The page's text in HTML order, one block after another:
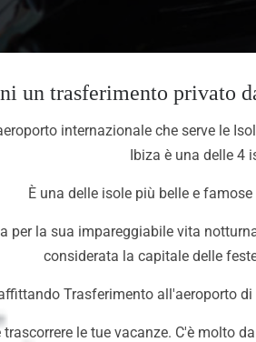
un trasferimento privato
internazionale che serve le
Ibiza è una delle 4
È una delle isole più belle e
per la sua impareggiabile vita
considerata la capitale delle
Trasferimento all'aeroporto
le tue vacanze. C'è molto